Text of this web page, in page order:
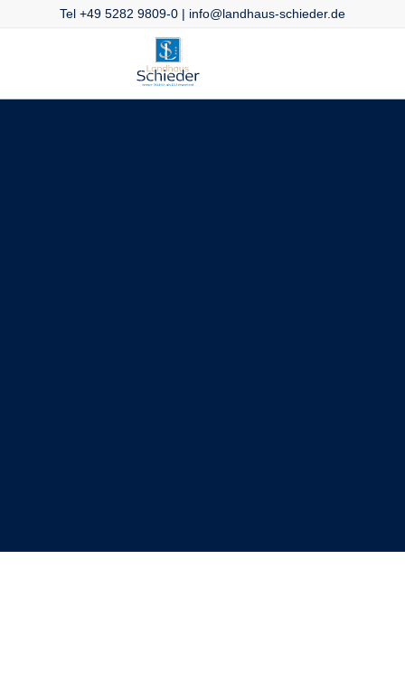
Tel +49 5282 9809-0 | info@landhaus-schieder.de